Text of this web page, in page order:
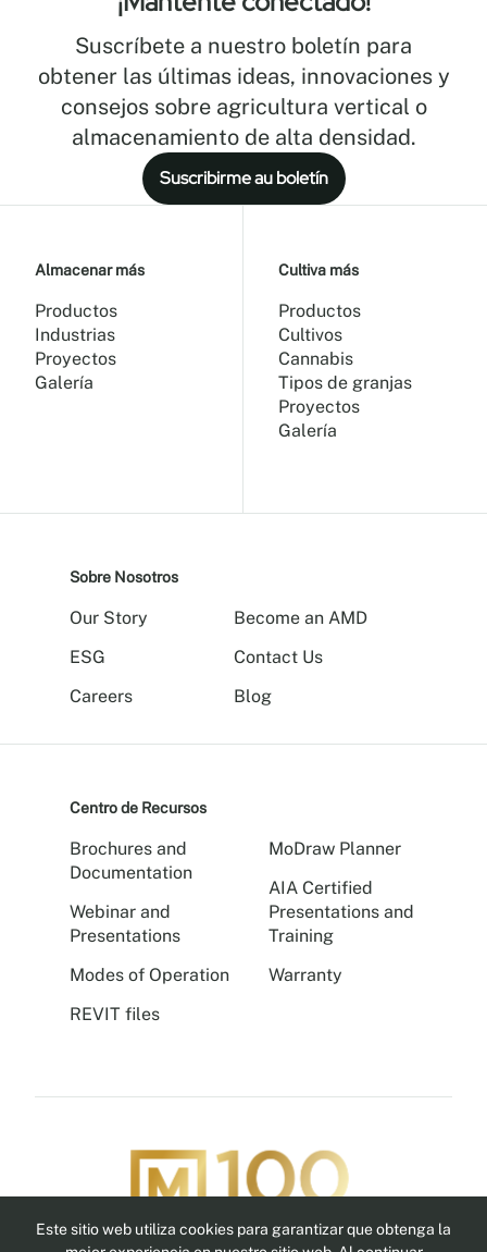
Suscríbete a nuestro boletín para
obtener las últimas ideas, innovaciones y
consejos sobre agricultura vertical o
almacenamiento de alta densidad.
Suscribirme au boletín
Síguenos
Almacenar más
Productos
Industrias
Proyectos
Galería
Cultiva más
Productos
Cultivos
Cannabis
Tipos de granjas
Proyectos
Galería
Sobre Nosotros
Our Story
ESG
Careers
Become an AMD
Contact Us
Blog
Centro de Recursos
Brochures and
Documentation
Webinar and
Presentations
Modes of Operation
REVIT files
MoDraw Planner
AIA Certified
Presentations and
Training
Warranty
Este sitio web utiliza cookies para garantizar que obtenga la